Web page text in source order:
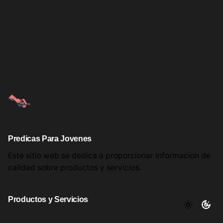
Predicas Para Jovenes
Este sitio web se dedica a proporcionar informacion de
calidad sobre productos y servicios.
Productos y Servicios